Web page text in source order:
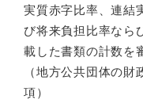
実質赤字比率、連結
び将来負担比率なら
載した書類の計数を
（地方公共団体の
項）